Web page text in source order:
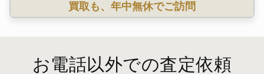
買取も、年中無休でご訪問
お電話以外での査定依頼